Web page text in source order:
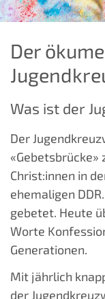
Der
Was ist der
Der
«Gebetsbrücke»
Christ:innen in
ehemaligen
gebetet. Heute
Worte
Generationen.
Mit jährlich
der